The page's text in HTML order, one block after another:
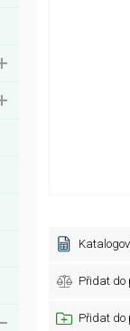
Přidat do
Přidat do